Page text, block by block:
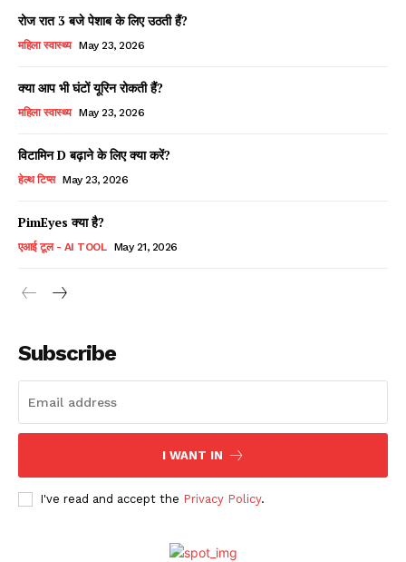
रोज रात 3 बजे पेशाब के लिए उठती हैं?
महिला स्वास्थ्य May 23, 2026
क्या आप भी घंटों यूरिन रोकती हैं?
महिला स्वास्थ्य May 23, 2026
विटामिन D बढ़ाने के लिए क्या करें?
हेल्थ टिप्स May 23, 2026
PimEyes क्या है?
एआई टूल - AI TOOL May 21, 2026
Subscribe
I WANT IN
I've read and accept the Privacy Policy.